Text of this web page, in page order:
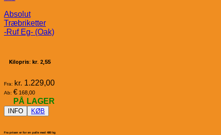
Absolut
Træbriketter
-Ruf Eg- (Oak)
Kilopris: kr. 2,55
Fra: kr. 1.229,00
Ab: € 168,00
PÅ LAGER
INFO KØB
Fra prisen er for en palle med 480 kg